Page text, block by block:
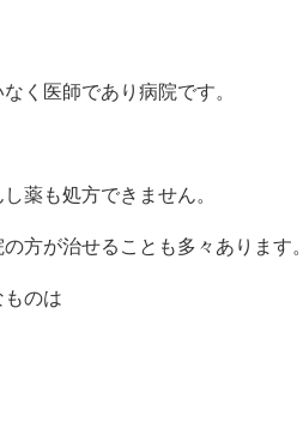
く医師であり病院です。
薬も処方できません。
方が治せることも多々あります。
のは